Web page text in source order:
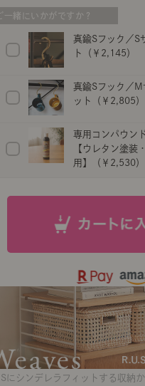
ナチュラル×モダンテ
機能性はそのままに
真鍮Sフック／S
ト（￥2,145）
真鍮Sフック／M
ット（￥2,805）
専用コンパウン
【ウレタン塗装
用】（￥2,530）
にシンデレラフィットする収納か